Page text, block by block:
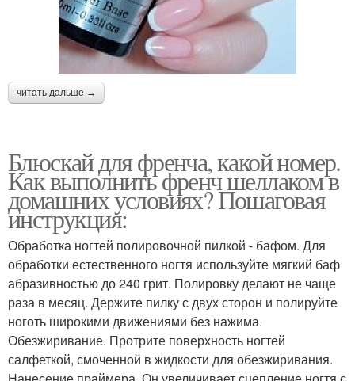
читать дальше →
Блюскай для френча, какой номер.
Как выполнить френч шеллаком в
домашних условиях? Пошаговая
инструкция:
Обработка ногтей полировочной пилкой - бафом. Для
обработки естественного ногтя используйте мягкий баф
абразивностью до 240 грит. Полировку делают не чаще
раза в месяц. Держите пилку с двух сторон и полируйте
ноготь широкими движениями без нажима.
Обезжиривание. Протрите поверхность ногтей
салфеткой, смоченной в жидкости для обезжиривания.